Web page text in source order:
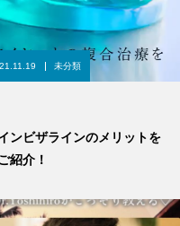
未分類
ンビザラインのメリットを
紹介！